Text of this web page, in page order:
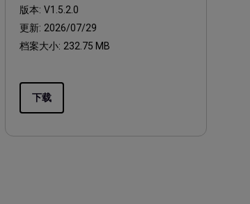
版本: V1.5.2.0
更新: 2026/07/29
档案大小: 232.75 MB
下载